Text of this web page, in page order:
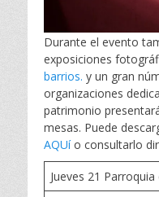
Durante el evento
exposiciones
barrios. y un gran
organizaciones
patrimonio
mesas. Puede
AQUío consultarlo
Jueves 21